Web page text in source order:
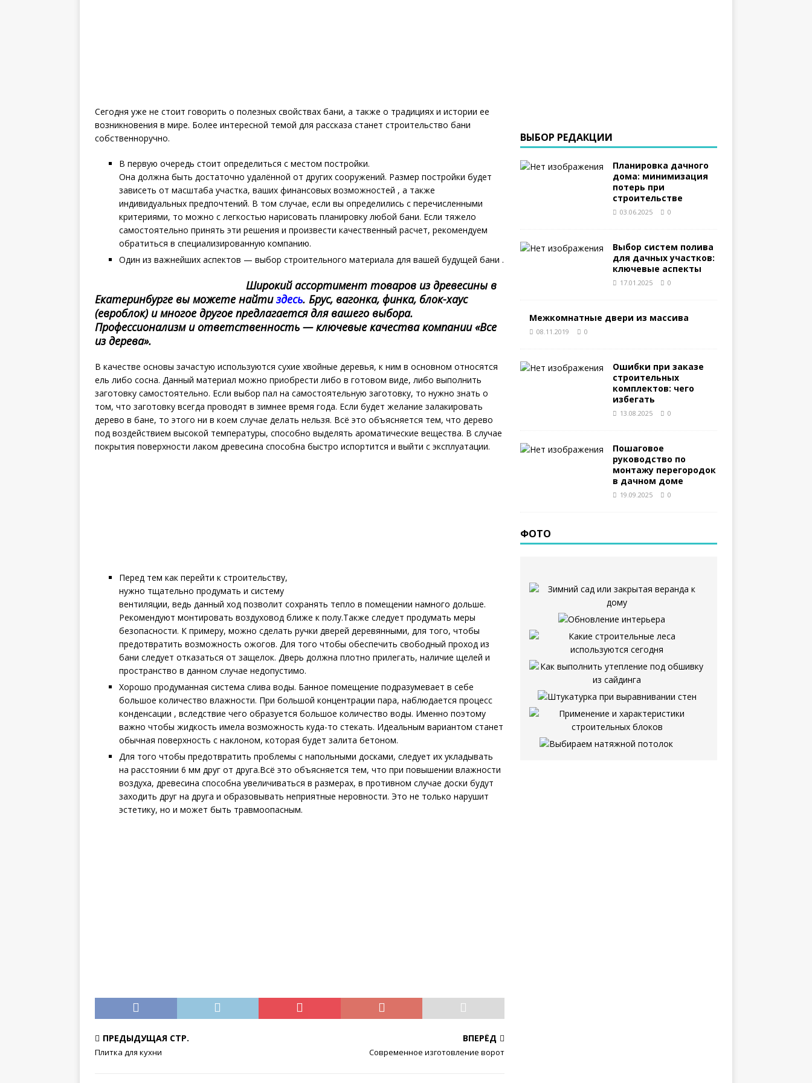
Сегодня уже не стоит говорить о полезных свойствах бани, а также о традициях и истории ее
возникновения в мире. Более интересной темой для рассказа станет строительство бани
собственноручно.
В первую очередь стоит определиться с местом постройки.
Она должна быть достаточно удалённой от других сооружений. Размер постройки будет
зависеть от масштаба участка, ваших финансовых возможностей , а также
индивидуальных предпочтений. В том случае, если вы определились с перечисленными
критериями, то можно с легкостью нарисовать планировку любой бани. Если тяжело
самостоятельно принять эти решения и произвести качественный расчет, рекомендуем
обратиться в специализированную компанию.
Один из важнейших аспектов — выбор строительного материала для вашей будущей бани .
Широкий ассортимент товаров из древесины в
Екатеринбурге вы можете найтиздесь. Брус, вагонка, финка, блок-хаус
(евроблок) и многое другое предлагается для вашего выбора.
Профессионализм и ответственность — ключевые качества компании «Все
из дерева».
В качестве основы зачастую используются сухие хвойные деревья, к ним в основном относятся
ель либо сосна. Данный материал можно приобрести либо в готовом виде, либо выполнить
заготовку самостоятельно. Если выбор пал на самостоятельную заготовку, то нужно знать о
том, что заготовку всегда проводят в зимнее время года. Если будет желание залакировать
дерево в бане, то этого ни в коем случае делать нельзя. Всё это объясняется тем, что дерево
под воздействием высокой температуры, способно выделять ароматические вещества. В случае
покрытия поверхности лаком древесина способна быстро испортится и выйти с эксплуатации.
Перед тем как перейти к строительству,
нужно тщательно продумать и систему
вентиляции, ведь данный ход позволит сохранять тепло в помещении намного дольше.
Рекомендуют монтировать воздуховод ближе к полу.Также следует продумать меры
безопасности. К примеру, можно сделать ручки дверей деревянными, для того, чтобы
предотвратить возможность ожогов. Для того чтобы обеспечить свободный проход из
бани следует отказаться от защелок. Дверь должна плотно прилегать, наличие щелей и
пространство в данном случае недопустимо.
Хорошо продуманная система слива воды. Банное помещение подразумевает в себе
большое количество влажности. При большой концентрации пара, наблюдается процесс
конденсации , вследствие чего образуется большое количество воды. Именно поэтому
важно чтобы жидкость имела возможность куда-то стекать. Идеальным вариантом станет
обычная поверхность с наклоном, которая будет залита бетоном.
Для того чтобы предотвратить проблемы с напольными досками, следует их укладывать
на расстоянии 6 мм друг от друга.Всё это объясняется тем, что при повышении влажности
воздуха, древесина способна увеличиваться в размерах, в противном случае доски будут
заходить друг на друга и образовывать неприятные неровности. Это не только нарушит
эстетику, но и может быть травмоопасным.
ПРЕДЫДУЩАЯ СТР.
Плитка для кухни
ВПЕРЁД
Современное изготовление ворот
ВЫБОР РЕДАКЦИИ
Планировка дачного
дома: минимизация
потерь при
строительстве
03.06.2025 0
Выбор систем полива
для дачных участков:
ключевые аспекты
17.01.2025 0
Межкомнатные двери из массива
08.11.2019 0
Ошибки при заказе
строительных
комплектов: чего
избегать
13.08.2025 0
Пошаговое
руководство по
монтажу перегородок
в дачном доме
19.09.2025 0
ФОТО